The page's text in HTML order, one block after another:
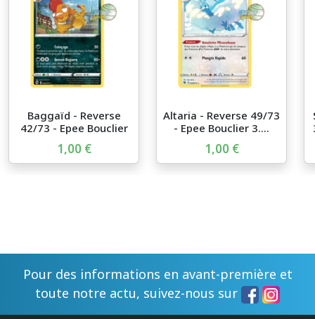
Baggaïd - Reverse
42/73 - Epee Bouclier
3....
1,00 €
Altaria - Reverse 49/73
- Epee Bouclier 3....
1,00 €
Pour des informations en avant-première et
toute notre actu, suivez-nous sur